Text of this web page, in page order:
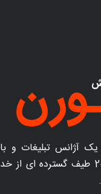
آژانس تبلیغات و
است. ما از سال 2009 طیف